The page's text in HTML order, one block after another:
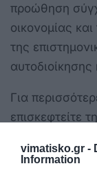
vimatisko.gr -
Information
προώθηση
οικονομίας
της
Για
επισκεφτείτε